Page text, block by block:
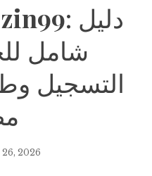
zin99: دليل
شامل
التسجيل
2026